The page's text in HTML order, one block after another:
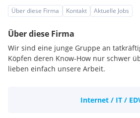
Über diese Firma Kontakt Aktuelle Jobs
Über diese Firma
Wir sind eine junge Gruppe an
Köpfen deren Know-How nur schwer
lieben einfach unsere Arbeit.
Internet / IT /